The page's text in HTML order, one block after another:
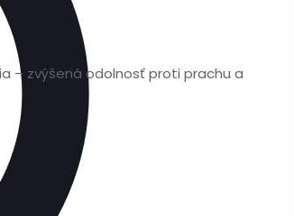
– zvýšená odolnosť proti prachu a